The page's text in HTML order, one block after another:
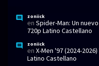
zoniick
en Spider-Man: Un nuevo
720p Latino Castellano
zoniick
en X-Men '97 (2024-
Latino Castellano